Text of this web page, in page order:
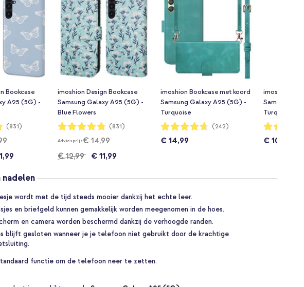
Bookcase
A25 (5G) -
(831)
imoshion Design Bookcase
Samsung Galaxy A25 (5G) -
Blue Flowers
Waardering:
96%
(831)
Adviesprijs€ 14,99
€ 12,99
€ 11,99
imoshion Bookcase met koord
Samsung Galaxy A25 (5G) -
Turquoise
Waardering:
94%
(242)
€ 14,99
imoshion
Samsung
Turquoise
Waardering:
97%
€ 10,99
wordt met de tijd steeds mooier dankzij het echte leer.
en briefgeld kunnen gemakkelijk worden meegenomen in de hoes.
en camera worden beschermd dankzij de verhoogde randen.
blijft gesloten wanneer je je telefoon niet gebruikt door de krachtige
functie om de telefoon neer te zetten.